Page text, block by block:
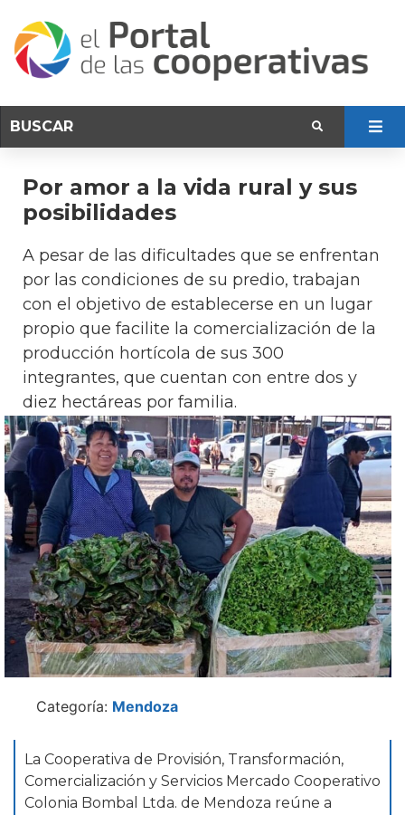
Por amor a la vida rural y sus
posibilidades
A pesar de las dificultades que se enfrentan
por las condiciones de su predio, trabajan
con el objetivo de establecerse en un lugar
propio que facilite la comercialización de la
producción hortícola de sus 300
integrantes, que cuentan con entre dos y
diez hectáreas por familia.
Categoría: Mendoza
La Cooperativa de Provisión, Transformación,
Comercialización y Servicios Mercado Cooperativo
Colonia Bombal Ltda. de Mendoza reúne a